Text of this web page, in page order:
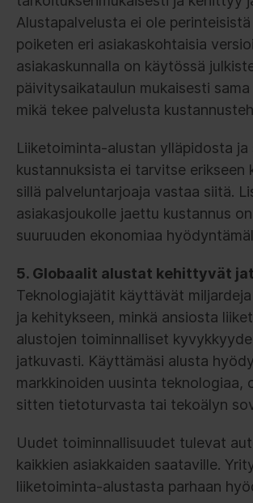
Alustapalvelusta ei ole
poiketen eri asiakaskohtaisia
asiakaskunnalla on käytössä
päivitysaikataulun mukaisesti
mikä tekee palvelusta
Liiketoiminta-alustan ylläpidosta ja
kustannuksista ei tarvitse erikseen
sillä palveluntarjoaja vastaa siitä.
asiakasjoukolle jaettu kustannus
suuruuden ekonomiaa
5. Globaalit alustat kehittyvät
Teknologiajätit käyttävät
ja kehitykseen, minkä ansiosta
alustojen toiminnalliset
jatkuvasti. Käyttämäsi alusta
markkinoiden uusinta teknologiaa,
sitten tietoturvasta tai tekoälyn
Uudet toiminnallisuudet tulevat
kaikkien asiakkaiden saataville.
liiketoiminta-alustasta parhaan